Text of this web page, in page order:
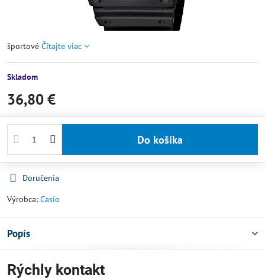
športové Čítajte viac
Skladom
36,80 €
Do košíka
Doručenia
Výrobca: Casio
Popis
Rýchly kontakt